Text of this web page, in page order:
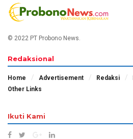
© 2022 PT Probono News.
Redaksional
Home Advertisement Redaksi
Other Links
Ikuti Kami